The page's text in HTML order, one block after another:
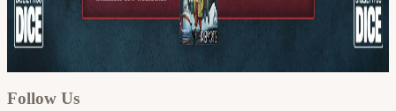
Google
Follow Us